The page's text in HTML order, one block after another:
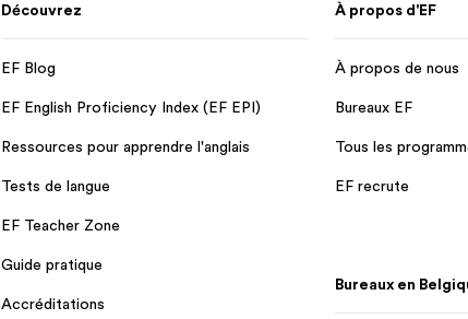
Découvrez
EF Blog
EF English Proficiency Index (EF EPI)
Ressources pour apprendre l'anglais
Tests de langue
EF Teacher Zone
Guide pratique
Accréditations
À propos d'EF
À propos de nous
Bureaux EF
Tous les
EF recrute
Bureaux en